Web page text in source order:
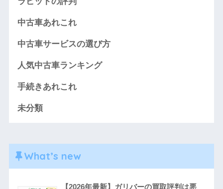
中古車あれこれ
中古車サービスの選び方
人気中古車ランキング
手続きあれこれ
未分類
What’s new
【2026年最新】ガリバーの買取評判は悪